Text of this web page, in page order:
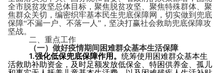
全市脱贫攻坚总体目标，聚焦脱贫攻坚、聚焦特殊群体、聚
焦群众关切，编密织牢基本民生兜底保障网，切实做到兜底
保障“不漏一户、不落一人”，坚决打赢社会救助兜底保障攻
坚战。
二、重点工作
（一）做好疫情期间困难群众基本生活保障
1.强化低保兜底保障作用。统筹使用困难群众基本生
活救助补助资金，及时足额发放低保金、特困供养金、孤儿